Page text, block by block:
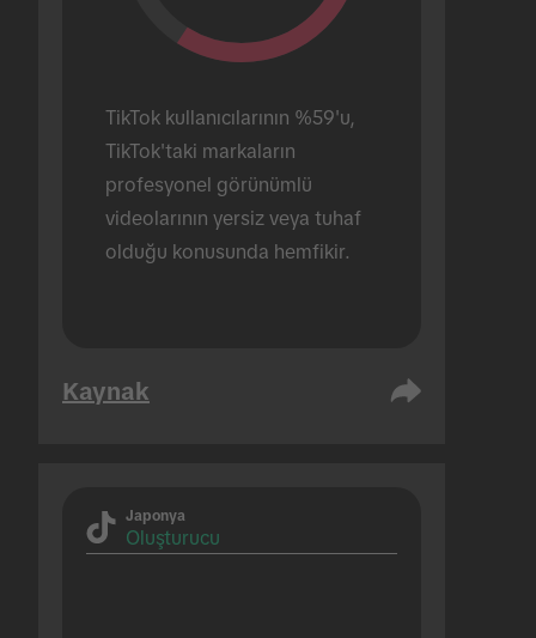
TikTok kullanıcılarının %59'u,
TikTok'taki markaların
profesyonel görünümlü
videolarının yersiz veya tuhaf
olduğu konusunda hemfikir.
Kaynak
Japonya
Oluşturucu